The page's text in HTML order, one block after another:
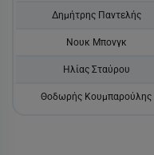
Δημήτρης Παντελής
Νουκ Μπονγκ
Ηλίας Σταύρου
Θοδωρής Κουμπαρούλης